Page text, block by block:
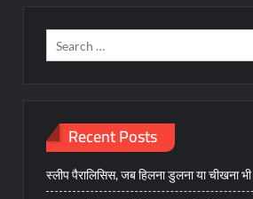
Recent Posts
स्लीप पैरालिसिस, जब हिलना डुलना या चीखना